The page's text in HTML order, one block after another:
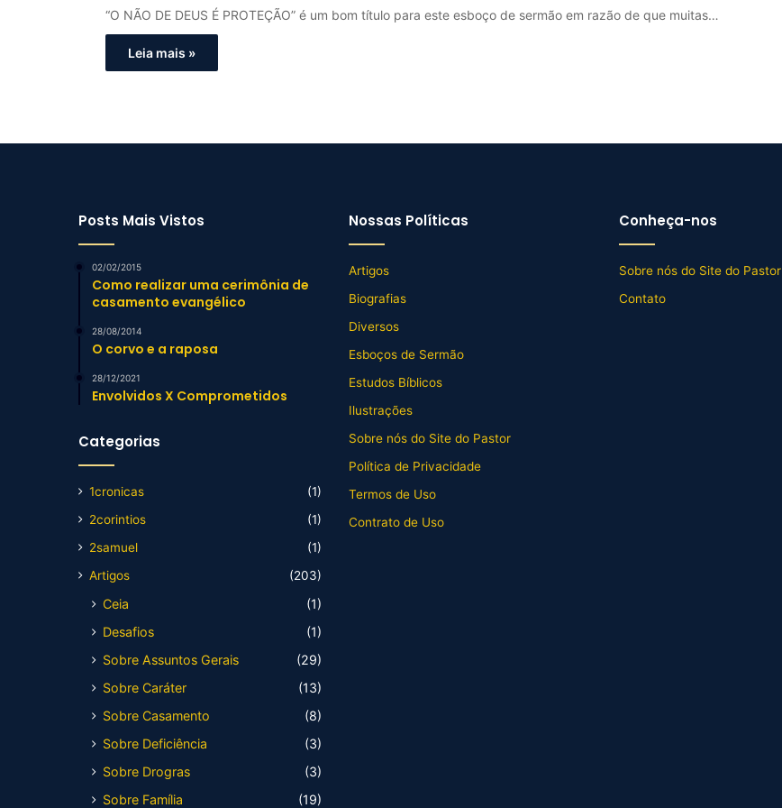
“O NÃO DE DEUS É PROTEÇÃO” é um bom título para este esboço de sermão em razão de que muitas…
Leia mais »
Posts Mais Vistos
02/02/2015
Como realizar uma cerimônia de
casamento evangélico
28/08/2014
O corvo e a raposa
28/12/2021
Envolvidos X Comprometidos
Categorias
1cronicas
(1)
2corintios
(1)
2samuel
(1)
Artigos
(203)
Ceia
(1)
Desafios
(1)
Sobre Assuntos Gerais
(29)
Sobre Caráter
(13)
Sobre Casamento
(8)
Sobre Deficiência
(3)
Sobre Drogras
(3)
Sobre Família
(19)
Nossas Políticas
Artigos
Biografias
Diversos
Esboços de Sermão
Estudos Bíblicos
Ilustrações
Sobre nós do Site do Pastor
Política de Privacidade
Termos de Uso
Contrato de Uso
Conheça-nos
Sobre nós do Site do Pastor
Contato